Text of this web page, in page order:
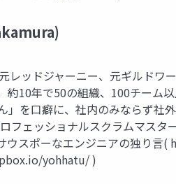
レッドジャーニー、元ギルドワ
約10年で50の組織、100チーム
」を口癖に、社内のみならず社
フェッショナルスクラムマスタ
ウスポーなエンジニアの独り
yohhatu/ )